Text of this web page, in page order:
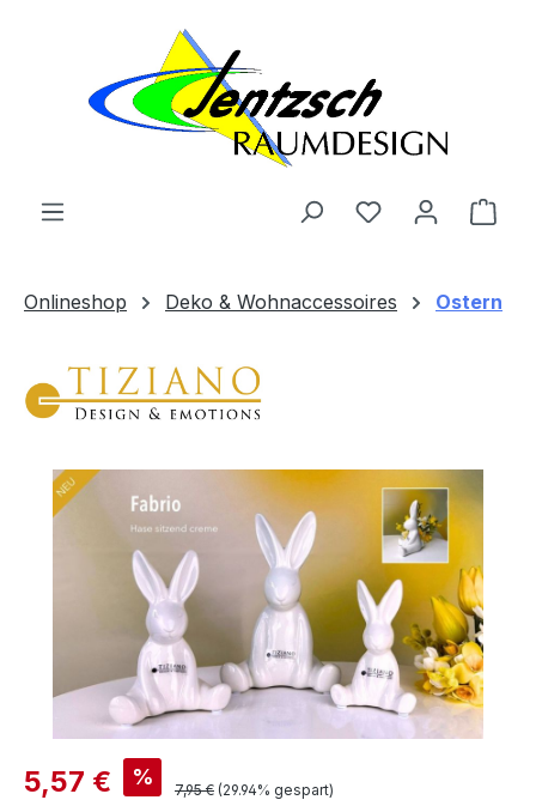
Zum Hauptinhalt springen
Onlineshop Deko & Wohnaccessoires Ostern
Bildergalerie überspringen
Verkaufspreis:
5,57 € % Regulärer Preis:
7,95 € (29.94% gespart)